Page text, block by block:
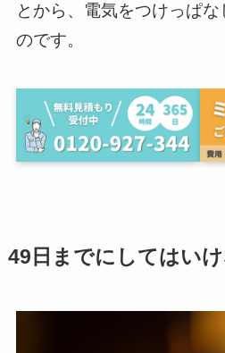
とから、電気をつけっぱ
のです。
49日までにしてはい